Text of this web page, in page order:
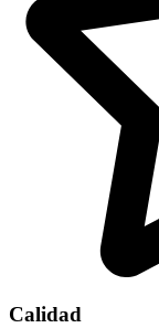
Calidad